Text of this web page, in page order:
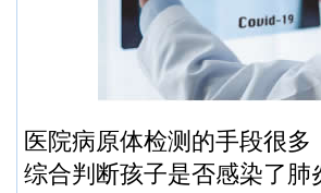
医院病原体检测的手段很
综合判断孩子是否感染了